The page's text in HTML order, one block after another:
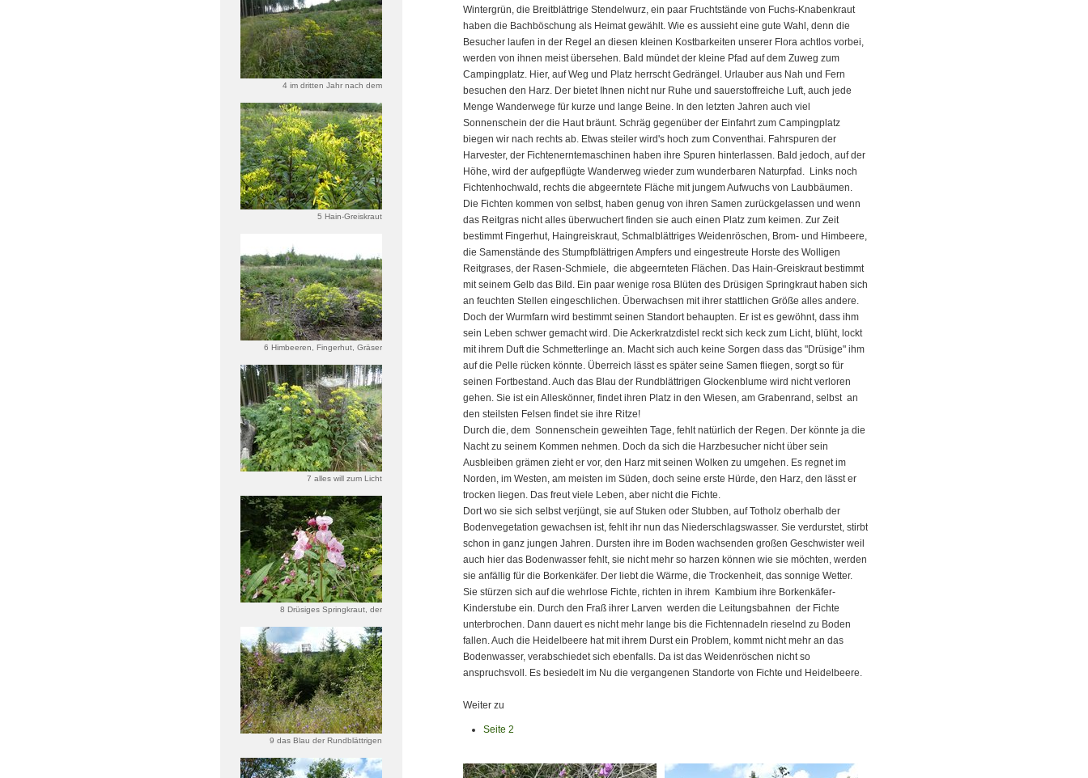
4 im dritten Jahr nach dem
5 Hain-Greiskraut
6 Himbeeren, Fingerhut, Gräser
7 alles will zum Licht
8 Drüsiges Springkraut, der
9 das Blau der Rundblättrigen
Wintergrün, die Breitblättrige Stendelwurz, ein paar Fruchtstände von Fuchs-Knabenkraut
haben die Bachböschung als Heimat gewählt. Wie es aussieht eine gute Wahl, denn die
Besucher laufen in der Regel an diesen kleinen Kostbarkeiten unserer Flora achtlos vorbei,
werden von ihnen meist übersehen. Bald mündet der kleine Pfad auf dem Zuweg zum
Campingplatz. Hier, auf Weg und Platz herrscht Gedrängel. Urlauber aus Nah und Fern
besuchen den Harz. Der bietet Ihnen nicht nur Ruhe und sauerstoffreiche Luft, auch jede
Menge Wanderwege für kurze und lange Beine. In den letzten Jahren auch viel
Sonnenschein der die Haut bräunt. Schräg gegenüber der Einfahrt zum Campingplatz
biegen wir nach rechts ab. Etwas steiler wird's hoch zum Conventhai. Fahrspuren der
Harvester, der Fichtenerntemaschinen haben ihre Spuren hinterlassen. Bald jedoch, auf der
Höhe, wird der aufgepflügte Wanderweg wieder zum wunderbaren Naturpfad. Links noch
Fichtenhochwald, rechts die abgeerntete Fläche mit jungem Aufwuchs von Laubbäumen.
Die Fichten kommen von selbst, haben genug von ihren Samen zurückgelassen und wenn
das Reitgras nicht alles überwuchert finden sie auch einen Platz zum keimen. Zur Zeit
bestimmt Fingerhut, Haingreiskraut, Schmalblättriges Weidenröschen, Brom- und Himbeere,
die Samenstände des Stumpfblättrigen Ampfers und eingestreute Horste des Wolligen
Reitgrases, der Rasen-Schmiele, die abgeernteten Flächen. Das Hain-Greiskraut bestimmt
mit seinem Gelb das Bild. Ein paar wenige rosa Blüten des Drüsigen Springkraut haben sich
an feuchten Stellen eingeschlichen. Überwachsen mit ihrer stattlichen Größe alles andere.
Doch der Wurmfarn wird bestimmt seinen Standort behaupten. Er ist es gewöhnt, dass ihm
sein Leben schwer gemacht wird. Die Ackerkratzdistel reckt sich keck zum Licht, blüht, lockt
mit ihrem Duft die Schmetterlinge an. Macht sich auch keine Sorgen dass das "Drüsige" ihm
auf die Pelle rücken könnte. Überreich lässt es später seine Samen fliegen, sorgt so für
seinen Fortbestand. Auch das Blau der Rundblättrigen Glockenblume wird nicht verloren
gehen. Sie ist ein Alleskönner, findet ihren Platz in den Wiesen, am Grabenrand, selbst an
den steilsten Felsen findet sie ihre Ritze!
Durch die, dem Sonnenschein geweihten Tage, fehlt natürlich der Regen. Der könnte ja die
Nacht zu seinem Kommen nehmen. Doch da sich die Harzbesucher nicht über sein
Ausbleiben grämen zieht er vor, den Harz mit seinen Wolken zu umgehen. Es regnet im
Norden, im Westen, am meisten im Süden, doch seine erste Hürde, den Harz, den lässt er
trocken liegen. Das freut viele Leben, aber nicht die Fichte.
Dort wo sie sich selbst verjüngt, sie auf Stuken oder Stubben, auf Totholz oberhalb der
Bodenvegetation gewachsen ist, fehlt ihr nun das Niederschlagswasser. Sie verdurstet, stirbt
schon in ganz jungen Jahren. Dursten ihre im Boden wachsenden großen Geschwister weil
auch hier das Bodenwasser fehlt, sie nicht mehr so harzen können wie sie möchten, werden
sie anfällig für die Borkenkäfer. Der liebt die Wärme, die Trockenheit, das sonnige Wetter.
Sie stürzen sich auf die wehrlose Fichte, richten in ihrem Kambium ihre Borkenkäfer-
Kinderstube ein. Durch den Fraß ihrer Larven werden die Leitungsbahnen der Fichte
unterbrochen. Dann dauert es nicht mehr lange bis die Fichtennadeln rieselnd zu Boden
fallen. Auch die Heidelbeere hat mit ihrem Durst ein Problem, kommt nicht mehr an das
Bodenwasser, verabschiedet sich ebenfalls. Da ist das Weidenröschen nicht so
anspruchsvoll. Es besiedelt im Nu die vergangenen Standorte von Fichte und Heidelbeere.
Weiter zu
Seite 2